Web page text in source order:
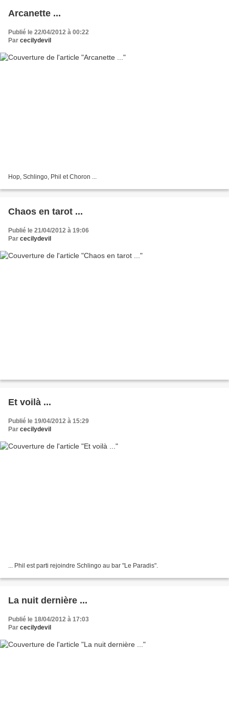
Arcanette ...
Publié le 22/04/2012 à 00:22
Par cecilydevil
Hop, Schlingo, Phil et Choron ...
Chaos en tarot ...
Publié le 21/04/2012 à 19:06
Par cecilydevil
Et voilà ...
Publié le 19/04/2012 à 15:29
Par cecilydevil
... Phil est parti rejoindre Schlingo au bar "Le Paradis".
La nuit dernière ...
Publié le 18/04/2012 à 17:03
Par cecilydevil